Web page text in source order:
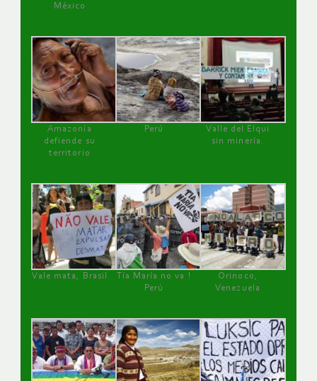
México
Amazonía
defiende su
territorio
Perú
Valle del Elqui
sin minería.
Vale mata, Brasil
Tía María no va !
Perú
Orinoco,
Venezuela